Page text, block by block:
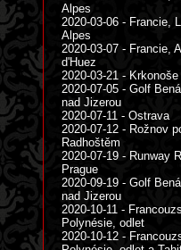
Alpes
2020-03-06 - Francie,
Alpes
2020-03-07 - Francie,
d'Huez
2020-03-21 - Krkonoše
2020-07-05 - Golf
nad Jizerou
2020-07-11 - Ostrava
2020-07-12 - Rožnov
Radhoštěm
2020-07-19 - Runway
Prague
2020-09-19 - Golf
nad Jizerou
2020-10-11 -
Polynésie, odlet
2020-10-12 -